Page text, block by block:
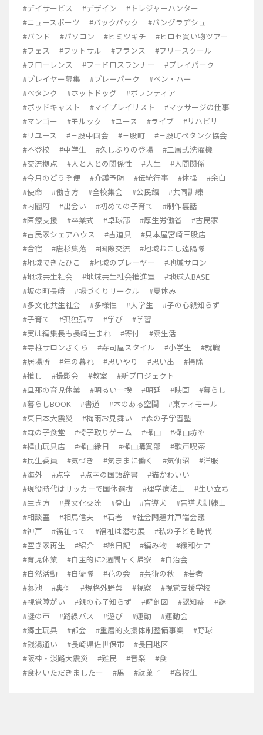
#デイサービス #デザイン
#トレジャーハンター
#ニュースポーツ
#バックパック
#バングラデシュ
#バンド
#パソコン #ヒミツキチ
#ヒロセ買い物ツアー
#フェス
#フットサル #フランス
#フリースクール
#フローレンス
#フードロスランナー
#プレイパーク
#プレイヤー募集
#プレーパーク
#ベン・ハー
#ペタンク
#ホットドッグ
#ボランティア
#ポッドキャスト
#マイプレイリスト
#マッサージの仕事
#マンゴー
#モルック #ユース #ライブ
#リハビリ
#リユース
#三股中国会 #三股町
#三股町ペタンク協会
#不登校
#中学生 #久しぶりの登場
#二層式洗濯機
#交流拠点
#人と人との関係性 #人生
#人間関係
#今月のどうぞ便
#介護予防 #伝統行事 #体操
#余白
#使命
#働き方 #全校集会 #公民館
#共同訓練
#内閣府
#出会い #初めての子育て
#制作裏話
#医療支援
#卒業式 #卓球部 #厚生労働省
#古民家
#古民家シェアハウス
#古道具
#只本屋宮崎三股店
#合宿
#唐杉集落 #国際交流
#地域おこし遠隔隊
#地域できたひこ
#地域のプレーヤー
#地域サロン
#地域共生社会
#地域共生社会推進室
#地球人BASE
#坂の町長崎
#場づくりサークル
#夏休み
#多文化共生社会
#多様性 #大学生
#子の心親知らず
#子育て
#孤独孤立 #学び
#学習
#実は編集長も長崎生まれ
#寄付
#寮生活
#寺柱サロンさくら
#寿司屋スタイル #小学生
#就職
#居場所
#年の暮れ #思いやり #思い出
#掃除
#推し
#撮影会 #教室
#新プロジェクト
#旦那の育児休業
#明るい一揆 #明延 #映画
#暮らし
#暮らしBOOK
#書道 #本のある空間
#東ティモール
#東日本大震災
#梅雨お見舞い
#森の子学習塾
#森の子食堂
#椅子取りゲーム #樺山
#樺山坊や
#樺山玩具店
#樺山縁日 #樺山購買部
#歌声喫茶
#民生委員
#気づき #気ままに働く #気仙沼
#洋服
#海外
#点字 #点字の国語辞書
#猫かわいい
#現役時代はサッカーで国体選抜
#理学療法士
#生い立ち
#生き方
#異文化交流 #登山 #盲導犬
#盲導犬訓練士
#相談室
#相馬信夫 #石巻
#社会問題井戸端会議
#神戸
#福祉って #福祉は潜む展
#私の子ども時代
#空き家再生
#紹介 #絵日記 #編み物
#緩和ケア
#育児休業
#自主的に2週間早く帰寮
#自治会
#自然活動
#自衛隊 #花の会 #芸術の秋
#若者
#蓼池
#裏側 #規格外野菜 #視察
#視覚支援学校
#視覚障がい
#親の心子知らず #解剖図 #認知症
#謎
#謎の市
#路線バス #遊び #運動
#運動会
#郷土玩具
#都会 #重層的支援体制整備事業
#野球
#銭湯通い
#長崎県佐世保市
#長田地区
#阪神・淡路大震災
#難民 #音楽
#食
#食材いただきましたー
#馬 #駄菓子 #高校生